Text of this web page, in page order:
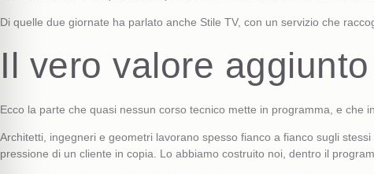
Di quelle due giornate ha parlato anche Stile TV, con un servizio che
Il vero valore
Ecco la parte che quasi nessun corso tecnico mette in programma, e che
Architetti, ingegneri e geometri lavorano spesso fianco a fianco sugli
pressione di un cliente in copia. Lo abbiamo costruito noi, dentro il